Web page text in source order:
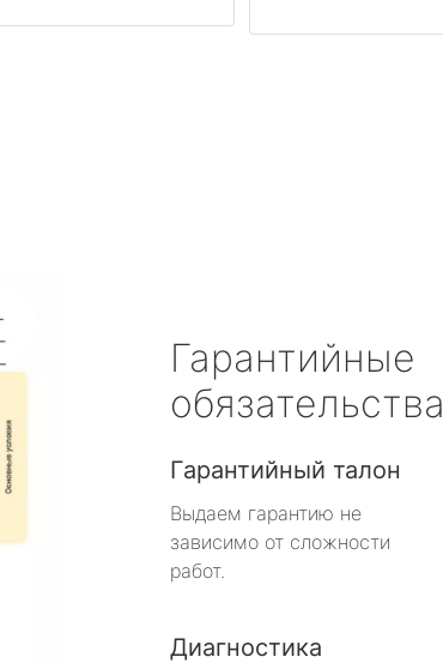
Гарантийные
обязательства
Гарантийный талон
Выдаем гарантию не
зависимо от сложности
работ.
Диагностика